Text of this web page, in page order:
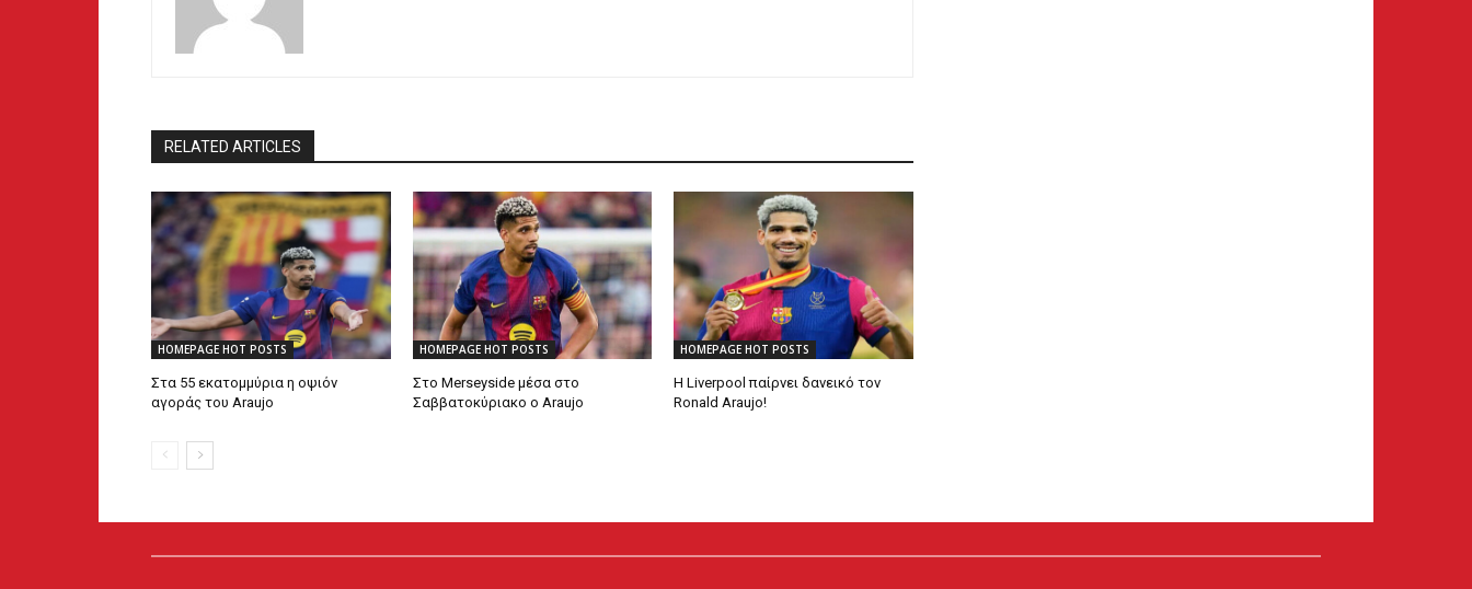
RELATED ARTICLES
HOMEPAGE HOT POSTS
Στα 55 εκατομμύρια η οψιόν
αγοράς του Araujo
HOMEPAGE HOT POSTS
Στο Merseyside μέσα στο
Σαββατοκύριακο ο Araujo
HOMEPAGE HOT POSTS
Η Liverpool παίρνει δανεικό τον
Ronald Araujo!